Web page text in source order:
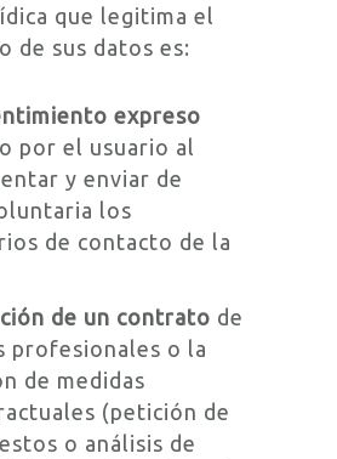
que legitima el
de sus datos es:
expreso
por el usuario al
y enviar de
los
de contacto de la
de un contrato de
profesionales o la
de medidas
(petición de
o análisis de